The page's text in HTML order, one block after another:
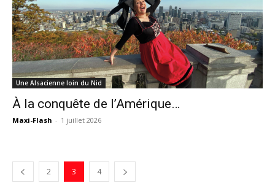
Une Alsacienne loin du Nid
À la conquête de l’Amérique…
Maxi-Flash - 1 juillet 2026
2 3 4